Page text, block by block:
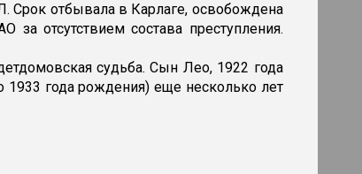
Срок отбывала в Карлаге, освобождена
за отсутствием состава преступления.
судьба. Сын Лео, 1922 года
года рождения) еще несколько лет